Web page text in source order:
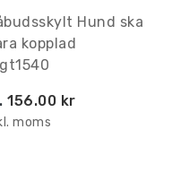
Hund ska
kopplad
156.00 kr
moms